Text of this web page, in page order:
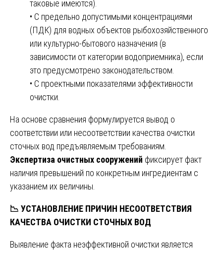
таковые имеются).
• С предельно допустимыми концентрациями
(ПДК) для водных объектов рыбохозяйственного
или культурно-бытового назначения (в
зависимости от категории водоприемника), если
это предусмотрено законодательством.
• С проектными показателями эффективности
очистки.
На основе сравнения формулируется вывод о
соответствии или несоответствии качества очистки
сточных вод предъявляемым требованиям.
Экспертиза очистных сооружений фиксирует факт
наличия превышений по конкретным ингредиентам с
указанием их величины.
📉 УСТАНОВЛЕНИЕ ПРИЧИН НЕСООТВЕТСТВИЯ
КАЧЕСТВА ОЧИСТКИ СТОЧНЫХ ВОД
Выявление факта неэффективной очистки является